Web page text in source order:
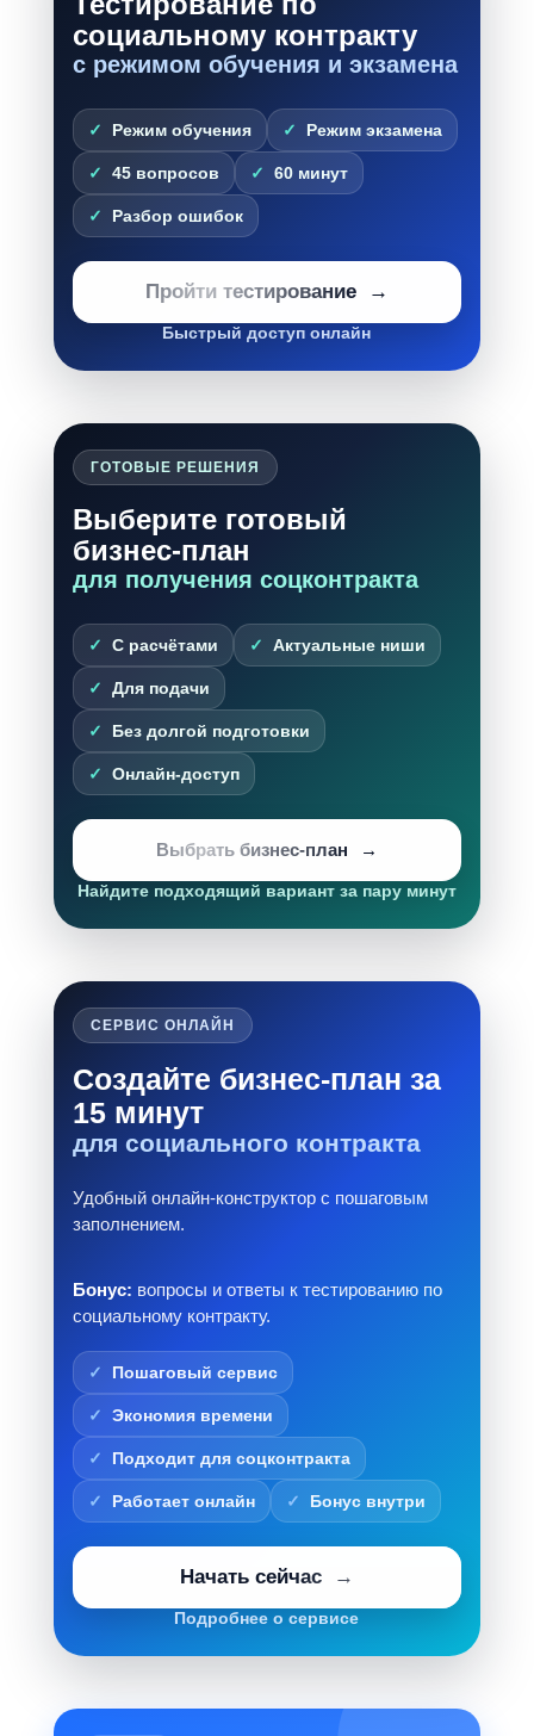
социальному контракту
с режимом обучения и экзамена
Режим обучения Режим экзамена
45 вопросов 60 минут
Разбор ошибок
Пройти тестирование
Быстрый доступ онлайн
ГОТОВЫЕ РЕШЕНИЯ
Выберите готовый
бизнес-план
для получения соцконтракта
С расчётами Актуальные ниши
Для подачи
Без долгой подготовки
Онлайн-доступ
Выбрать бизнес-план
Найдите подходящий вариант за пару минут
СЕРВИС ОНЛАЙН
Создайте бизнес-план за
15 минут
для социального контракта
Удобный онлайн-конструктор с пошаговым
заполнением.
Бонус: вопросы и ответы к тестированию по
социальному контракту.
Пошаговый сервис
Экономия времени
Подходит для соцконтракта
Работает онлайн Бонус внутри
Начать сейчас
Подробнее о сервисе